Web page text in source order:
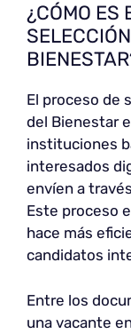
¿CÓMO ES
El proceso de
del Bienestar
instituciones
interesados
envíen a
Este proceso
hace más
candidatos
Entre los
una vacante